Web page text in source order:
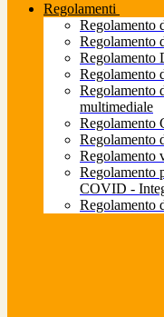
Regolamenti
Regolamento
Regolamento
Regolamento
Regolamento
Regolamento
multimediale
Regolamento
Regolamento
Regolamento
Regolamento
COVID -
Regolamento